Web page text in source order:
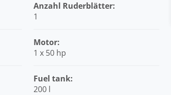
Anzahl Ruderblätter:
1
Motor:
1 x 50 hp
Fuel tank:
200 l